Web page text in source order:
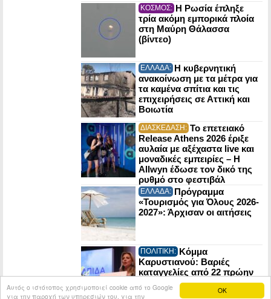
OK
Αυτός ο ιστότοπος χρησιμοποιεί cookie από το Google
για την παροχή των υπηρεσιών του, για την
ΚΟΣΜΟΣ: Η Ρωσία έπληξε
τρία ακόμη εμπορικά πλοία
στη Μαύρη Θάλασσα
(βίντεο)
ΕΛΛΑΔΑ: Η κυβερνητική
ανακοίνωση με τα μέτρα για
τα καμένα σπίτια και τις
επιχειρήσεις σε Αττική και
Βοιωτία
ΔΙΑΣΚΕΔΑΣΗ: Το επετειακό
Release Athens 2026 έριξε
αυλαία με αξέχαστα live και
μοναδικές εμπειρίες – Η
Allwyn έδωσε τον δικό της
ρυθμό στο φεστιβάλ
ΕΛΛΑΔΑ: Πρόγραμμα
«Τουρισμός για Όλους 2026-
2027»: Άρχισαν οι αιτήσεις
ΠΟΛΙΤΙΚΗ: Κόμμα
Καρυστιανού: Βαριές
καταγγελίες από 22 πρώην
στελέχη της Ελπίδας για τη
Δημοκρατία